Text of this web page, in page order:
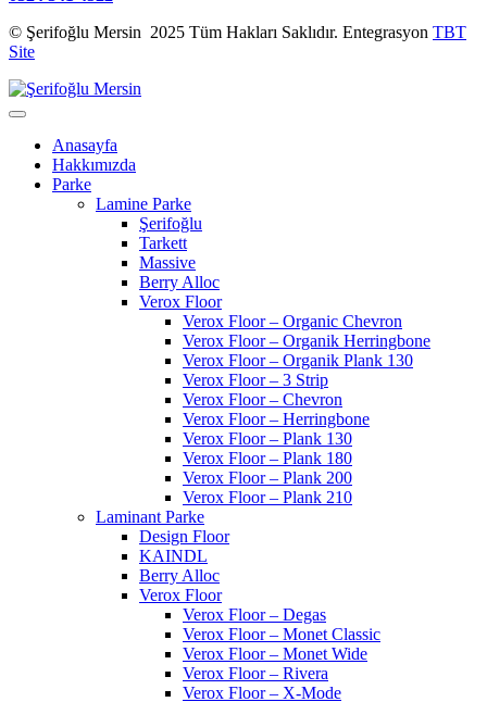
© Şerifoğlu Mersin 2025 Tüm Hakları Saklıdır. Entegrasyon TBT
Site
Anasayfa
Hakkımızda
Parke
Lamine Parke
Şerifoğlu
Tarkett
Massive
Berry Alloc
Verox Floor
Verox Floor – Organic Chevron
Verox Floor – Organik Herringbone
Verox Floor – Organik Plank 130
Verox Floor – 3 Strip
Verox Floor – Chevron
Verox Floor – Herringbone
Verox Floor – Plank 130
Verox Floor – Plank 180
Verox Floor – Plank 200
Verox Floor – Plank 210
Laminant Parke
Design Floor
KAINDL
Berry Alloc
Verox Floor
Verox Floor – Degas
Verox Floor – Monet Classic
Verox Floor – Monet Wide
Verox Floor – Rivera
Verox Floor – X-Mode